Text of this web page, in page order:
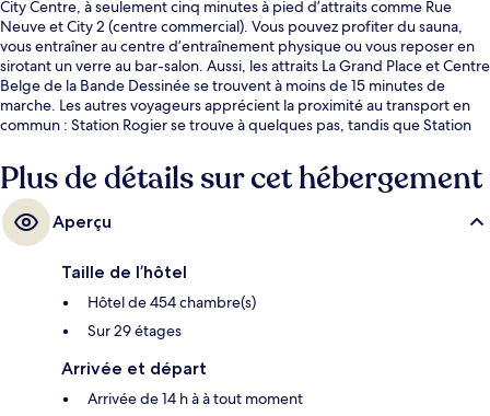
City Centre, à seulement cinq minutes à pied d’attraits comme Rue
Neuve et City 2 (centre commercial). Vous pouvez profiter du sauna,
vous entraîner au centre d’entraînement physique ou vous reposer en
sirotant un verre au bar-salon. Aussi, les attraits La Grand Place et Centre
Belge de la Bande Dessinée se trouvent à moins de 15 minutes de
marche. Les autres voyageurs apprécient la proximité au transport en
commun : Station Rogier se trouve à quelques pas, tandis que Station
Plus de détails sur cet hébergement
Aperçu
Taille de l’hôtel
Hôtel de 454 chambre(s)
Sur 29 étages
Arrivée et départ
Arrivée de 14 h à à tout moment